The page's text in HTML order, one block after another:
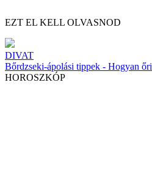
EZT EL KELL OLVASNOD
DIVAT
Bőrdzseki-ápolási tippek - Hogyan
HOROSZKÓP